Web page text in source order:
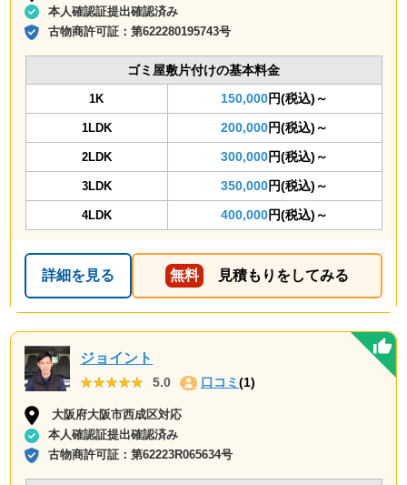
本人確認証提出確認済み
古物商許可証：第622280195743号
ゴミ屋敷片付けの基本料金
1K 150,000円(税込)～
1LDK 200,000円(税込)～
2LDK 300,000円(税込)～
3LDK 350,000円(税込)～
4LDK 400,000円(税込)～
詳細を見る 無料 見積もりをしてみる
ジョイント
★★★★★
★★★★★ 5.0 口コミ (1)
大阪府大阪市西成区対応
本人確認証提出確認済み
古物商許可証：第62223R065634号